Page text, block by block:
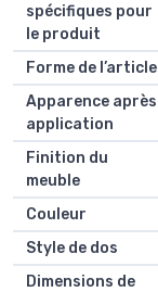
spécifiques pour
le produit
Forme de l’article
Apparence après
application
Finition du
meuble
Couleur
Style de dos
Dimensions de